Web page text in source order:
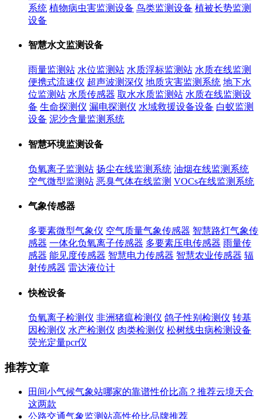
系统 植物病虫害监测设备 鸟类监测设备 植被长势监测
设备
智慧水文监测设备
雨量监测站 水位监测站 水质浮标监测站 水质在线监测
便携式流速仪 超声波测深仪 地质灾害监测系统 地下水
位监测站 水质传感器 取水水质监测站 水质在线监测设
备 生命探测仪 漏电探测仪 水域救援设备设备 白蚁监测
设备 泥沙含量监测系统
智慧环境监测设备
负氧离子监测站 扬尘在线监测系统 油烟在线监测系统
空气微型监测站 恶臭气体在线监测 VOCs在线监测系统
气象传感器
多要素微型气象仪 空气质量气象传感器 智慧路灯气象传
感器 一体化负氧离子传感器 多要素压电传感器 雨量传
感器 能见度传感器 智慧电力传感器 智慧农业传感器 辐
射传感器 雷达液位计
快检设备
负氧离子检测仪 非洲猪瘟检测仪 鸽子性别检测仪 转基
因检测仪 水产检测仪 肉类检测仪 松树线虫病检测设备
荧光定量pcr仪
推荐文章
田间小气候气象站哪家的靠谱性价比高？推荐云境天合
这两款
公路交通气象监测站高性价比品牌推荐